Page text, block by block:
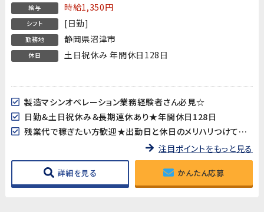
給与 時給1,350円
シフト [日勤]
勤務地 静岡県沼津市
休日 土日祝休み 年間休日128日
製造マシンオペレーション業務経験者さん必見☆
日勤＆土日祝休み＆長期連休あり★年間休日128日
残業代で稼ぎたい方歓迎★出勤日と休日のメリハリつけて働けます
注目ポイントをもっと見る
詳細を見る かんたん応募